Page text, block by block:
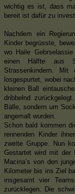
wichtig es ist, dass
bereit ist dafür zu
Nachdem ein
Kinder begrüsste,
wo Haile
einen Hälfte aus
Strassenkindern. Mit
losgespurtet, wobei
kleinen Ball
dribbelnd
Bälle, sondern um
angemalt wurden.
Schon bald kommen
rennenden Kinder
zweite Gruppe. Nun
Gestartet wird mit der
Macina’s von den
Kilometer bis ins Ziel
insgesamt vier
zurücklegen. Die